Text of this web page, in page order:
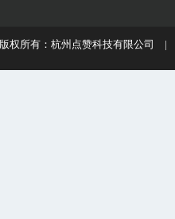
版权所有：杭州点赞科技有限公司